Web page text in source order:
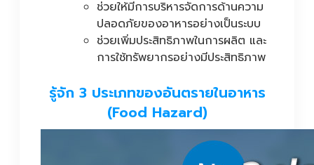
ช่วยให้มีการบริหารจัดการด้านความ
ปลอดภัยของอาหารอย่างเป็นระบบ
ช่วยเพิ่มประสิทธิภาพในการผลิต และ
การใช้ทรัพยากรอย่างมีประสิทธิภาพ
รู้จัก 3 ประเภทของอันตรายในอาหาร
(Food Hazard)